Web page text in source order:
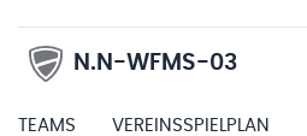
N.N-WFMS-03
TEAMS VEREINSSPIELPLAN